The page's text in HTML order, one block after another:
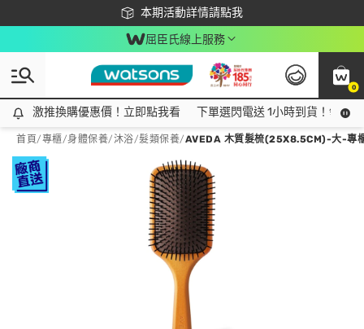
本期活動詳情請點我
下載app最高回饋$350
屈臣氏線上服務
0
激推換購優惠價！立即點我看
激推換購優惠價！立即點我看 下單選閃電送 1小時到貨！領神
首頁/專櫃/身體保養/沐浴/髮類保養/AVEDA 木質髮梳(25X8.5CM)-大-專